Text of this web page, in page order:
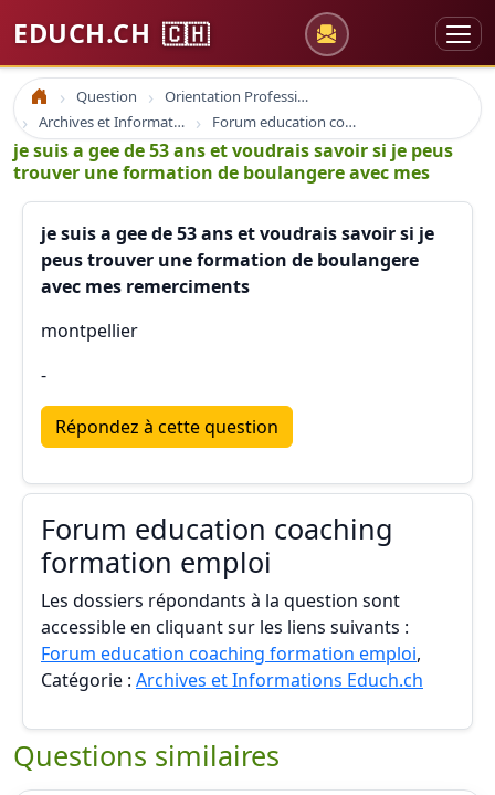
EDUCH.CH 🇨🇭
Accueil Question
Orientation Professionnelle
Archives et Informations Educh.ch
Forum education coaching formation emploi
je suis a gee de 53 ans et voudrais savoir si je peus
trouver une formation de boulangere avec mes
je suis a gee de 53 ans et voudrais savoir si je
peus trouver une formation de boulangere
avec mes remerciments
montpellier
-
Répondez à cette question
Forum education coaching
formation emploi
Les dossiers répondants à la question sont
accessible en cliquant sur les liens suivants :
Forum education coaching formation emploi,
Catégorie : Archives et Informations Educh.ch
Questions similaires